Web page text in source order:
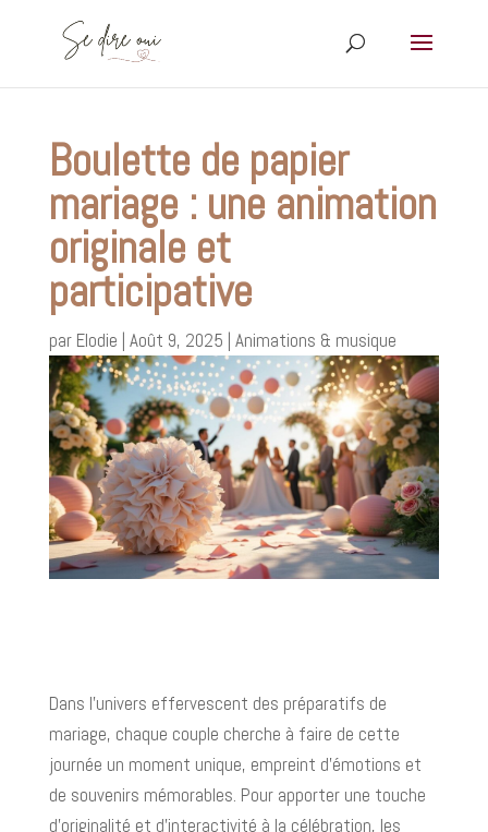
Boulette de papier
mariage : une animation
originale et
participative
par Elodie | Août 9, 2025 | Animations & musique
Dans l'univers effervescent des préparatifs de
mariage, chaque couple cherche à faire de cette
journée un moment unique, empreint d'émotions et
de souvenirs mémorables. Pour apporter une touche
d'originalité et d'interactivité à la célébration, les